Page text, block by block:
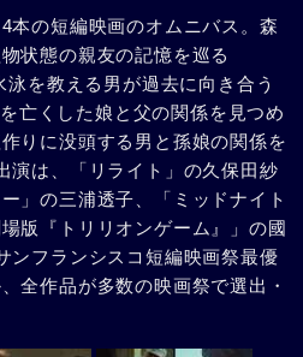
らない姿を目にする。食卓に父
仏壇には毎日豆腐が供えられて
の味噌汁を並べる。黙々と朝食
との思い出の動画を送ること
。【青と白】職人の龍介（國村
も塩を作り続けていた。そんな
を見た孫娘みどり（福地桃子）
は、この土地でしか作ることの
歴史を守ることが使命だと思っ
の味を後世に残そうとする龍介
。塩と向き合うことで、亡き妻
た。
本の短編映画のオムニバス。森
状態の親友の記憶を巡る
泳を教える男が過去に向き合う
亡くした娘と父の関係を見つめ
りに没頭する男と孫娘の関係を
演は、「リライト」の久保田紗
」の三浦透子、「ミッドナイト
版『トリリオンゲーム』」の國
ンフランシスコ短編映画祭最優
全作品が多数の映画祭で選出・